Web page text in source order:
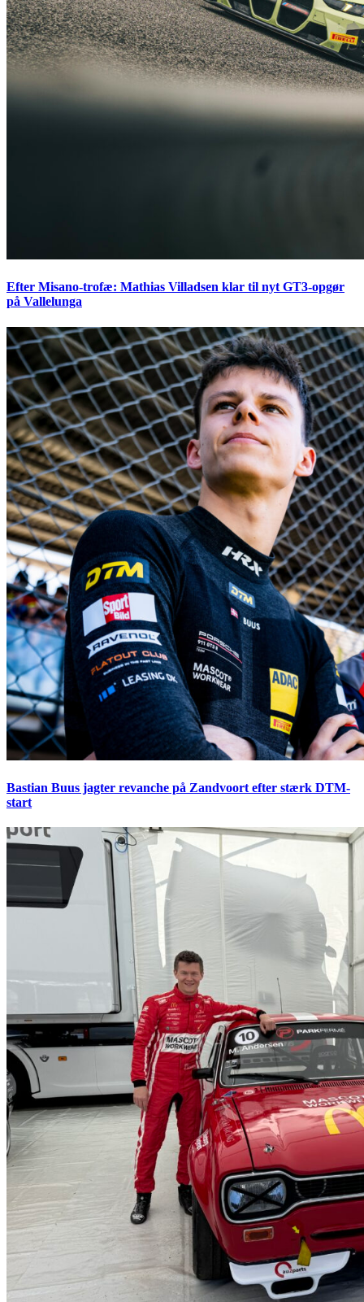
Efter Misano-trofæ: Mathias Villadsen klar til nyt GT3-opgør
på Vallelunga
Bastian Buus jagter revanche på Zandvoort efter stærk DTM-
start